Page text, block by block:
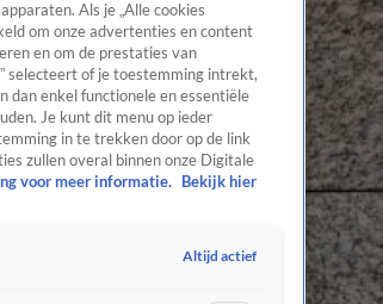
Als je „Alle cookies
om onze advertenties en content
en om de prestaties van
selecteert of je toestemming intrekt,
dan enkel functionele en essentiële
Je kunt dit menu op ieder
in te trekken door op de link
zullen overal binnen onze Digitale
voor meer informatie.
Bekijk hier
Altijd actief